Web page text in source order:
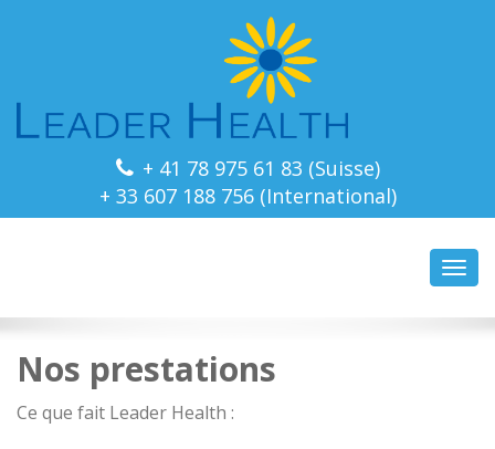
+ 41 78 975 61 83 (Suisse)
+ 33 607 188 756 (International)
Nos prestations
Ce que fait Leader Health :